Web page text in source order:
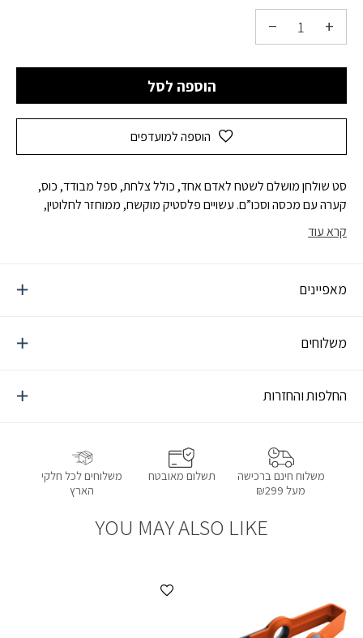
הוספה לסל
הוספה למועדפים
סט שולחן מושלם לשטח לאדם אחד, כולל צלחת, ספל מבודד, כוס,
קערה עם מכסה וסכו”ם. עשויים פלסטיק מוקשח, ממוחזר לחלוטין,
קרא עוד
מאפיינים
משלוחים
החלפות והחזרות
משלוח חינם ברכישה
מעל ₪299
תשלום מאובטח
משלוחים לכל חלקי
הארץ
YOU MAY ALSO LIKE
הוספה למועדפים